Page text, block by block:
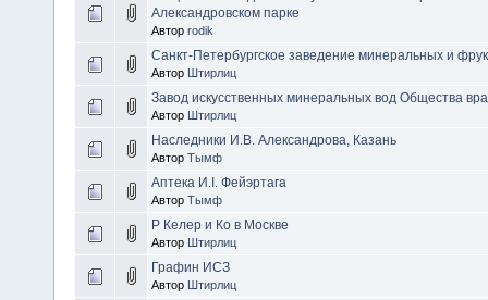
Александровском парке
Автор rodik
Санкт-Петербургское заведение минеральных и
Автор Штирлиц
Завод искусственных минеральных вод Общества
Автор Штирлиц
Наследники И.В. Александрова, Казань
Автор Тымф
Аптека И.I. Фейэртага
Автор Тымф
Р Келер и Ко в Москве
Автор Штирлиц
Графин ИСЗ
Автор Штирлиц